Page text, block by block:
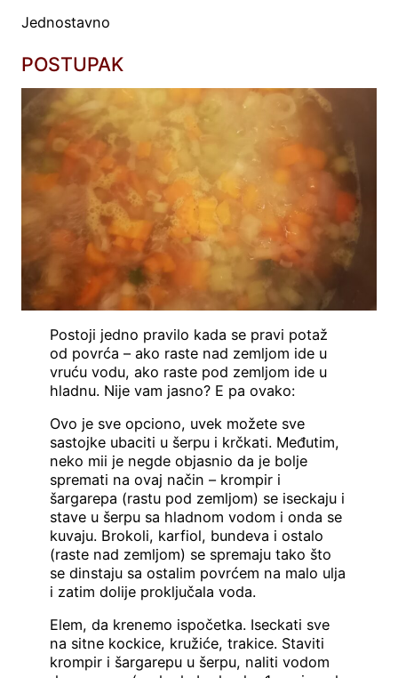
Jednostavno
POSTUPAK
Postoji jedno pravilo kada se pravi potaž
od povrća – ako raste nad zemljom ide u
vruću vodu, ako raste pod zemljom ide u
hladnu. Nije vam jasno? E pa ovako:
Ovo je sve opciono, uvek možete sve
sastojke ubaciti u šerpu i krčkati. Međutim,
neko mii je negde objasnio da je bolje
spremati na ovaj način – krompir i
šargarepa (rastu pod zemljom) se iseckaju i
stave u šerpu sa hladnom vodom i onda se
kuvaju. Brokoli, karfiol, bundeva i ostalo
(raste nad zemljom) se spremaju tako što
se dinstaju sa ostalim povrćem na malo ulja
i zatim dolije proključala voda.
Elem, da krenemo ispočetka. Iseckati sve
na sitne kockice, kružiće, trakice. Staviti
krompir i šargarepu u šerpu, naliti vodom